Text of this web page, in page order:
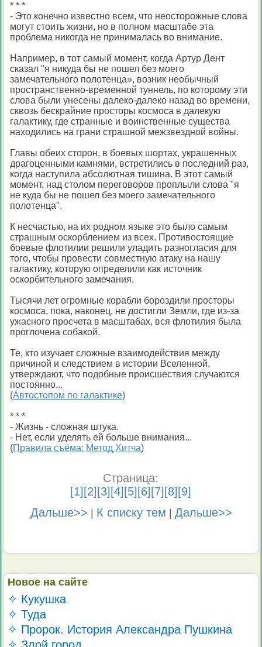
* * *
- Это конечно известно всем, что неосторожные слова
могут стоить жизни, но в полном масштабе эта
проблема никогда не принималась во внимание.
Например, в тот самый момент, когда Артур Дент
сказал "я никуда бы не пошел без моего
замечательного полотенца», возник необычный
пространственно-временной туннель, по которому эти
слова были унесены далеко-далеко назад во времени,
сквозь бескрайние просторы космоса в далекую
галактику, где странные и воинственные существа
находились на грани страшной межзвездной войны.
Главы обеих сторон, в боевых шортах, украшенных
драгоценными камнями, встретились в последний раз,
когда наступила абсолютная тишина. В этот самый
момент, над столом переговоров проплыли слова "я
не куда бы не пошел без моего замечательного
полотенца".
К несчастью, на их родном языке это было самым
страшным оскорблением из всех. Противостоящие
боевые флотилии решили уладить разногласия для
того, чтобы провести совместную атаку на нашу
галактику, которую определили как источник
оскорбительного замечания.
Тысячи лет огромные корабли бороздили просторы
космоса, пока, наконец, не достигли Земли, где из-за
ужасного просчета в масштабах, вся флотилия была
проглочена собакой.
Те, кто изучает сложные взаимодействия между
причиной и следствием в истории Вселенной,
утверждают, что подобные происшествия случаются
постоянно...
(Автостопом по галактике)
* * *
- Жизнь - сложная штука.
- Нет, если уделять ей больше внимания...
(Правила съёма: Метод Хитча)
Страница:
[1][2][3][4][5][6][7][8][9]
Дальше>>
К списку тем Дальше>>
Новое на сайте
✧ Кукушка
✧ Туда
✧ Пророк. История Александра Пушкина